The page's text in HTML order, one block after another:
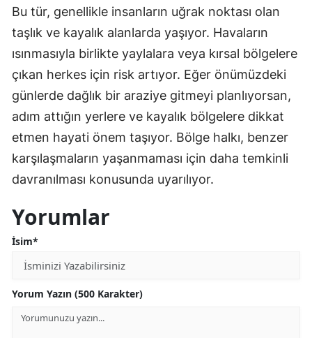
Bu tür, genellikle insanların uğrak noktası olan
taşlık ve kayalık alanlarda yaşıyor. Havaların
ısınmasıyla birlikte yaylalara veya kırsal bölgelere
çıkan herkes için risk artıyor. Eğer önümüzdeki
günlerde dağlık bir araziye gitmeyi planlıyorsan,
adım attığın yerlere ve kayalık bölgelere dikkat
etmen hayati önem taşıyor. Bölge halkı, benzer
karşılaşmaların yaşanmaması için daha temkinli
davranılması konusunda uyarılıyor.
Yorumlar
İsim*
Yorum Yazın (500 Karakter)